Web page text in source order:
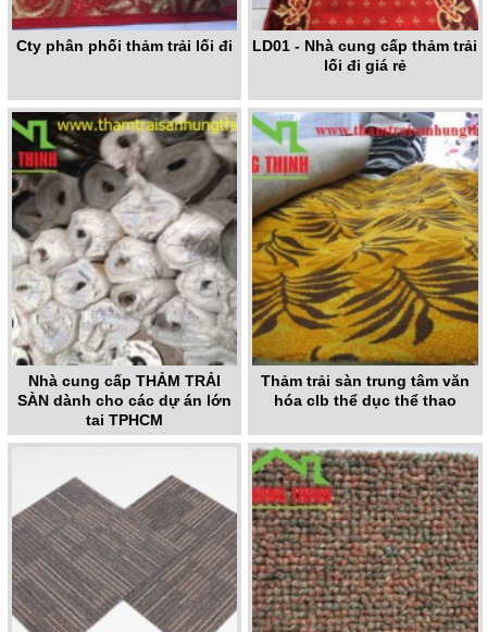
Cty phân phối thảm trải lối đi
LD01 - Nhà cung cấp thảm trải
lối đi giá rẻ
Nhà cung cấp THẢM TRẢI
SÀN dành cho các dự án lớn
tại TPHCM
Thảm trải sàn trung tâm văn
hóa clb thể dục thể thao